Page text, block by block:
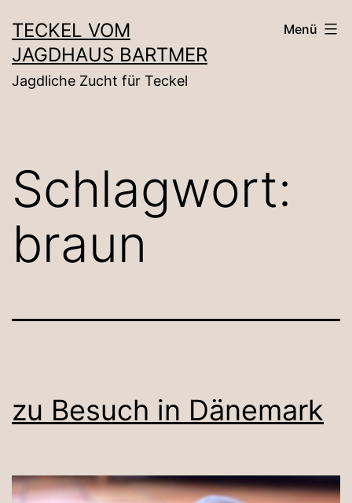
Inhalt
springen
TECKEL VOM
JAGDHAUS BARTMER
Jagdliche Zucht für Teckel
Menü
Schlagwort:
braun
zu Besuch in Dänemark